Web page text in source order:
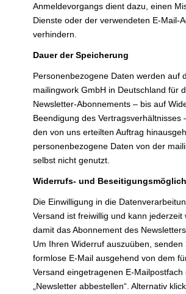
Anmeldevorgangs dient dazu, einen
Dienste oder der verwendeten E-Mail-
verhindern.
Dauer der Speicherung
Personenbezogene Daten werden auf
mailingwork GmbH in Deutschland für
Newsletter-Abonnements – bis auf
Beendigung des Vertragsverhältnisses
den von uns erteilten Auftrag
personenbezogene Daten von der
selbst nicht genutzt.
Widerrufs- und
Die Einwilligung in die
Versand ist freiwillig und kann jederzeit
damit das Abonnement des
Um Ihren Widerruf auszuüben, senden
formlose E-Mail ausgehend von dem
Versand eingetragenen E-
„Newsletter abbestellen“. Alternativ